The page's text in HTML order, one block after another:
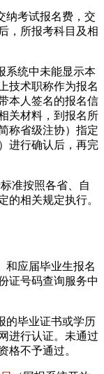
纳考试报名费，交
，所报考科目及相
系统中未能显示本
技术职称作为报名
本人签名的报名信
关材料，到报名所
称省级注协）指定
进行确认后，再完
准按照各省、自
的相关规定执行。
和应届毕业生报名
证号码查询服务中
的毕业证书或学历
进行认证。未通过
格不予通过。